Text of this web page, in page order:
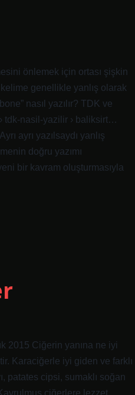
önlemek için ortası şişkin
genellikle yanlış olarak
nasıl yazılır? TDK ve
tdk-nasil-yazilir › baliksirt…
ayrı yazılsaydı yanlış
doğru yazımı
bir kavram oluşturmasıyla
2015 Ciğerin yanına ne iyi
Karaciğerle iyi giden ve farklı
patates cipsi, sumaklı soğan
ciğerlere lezzet